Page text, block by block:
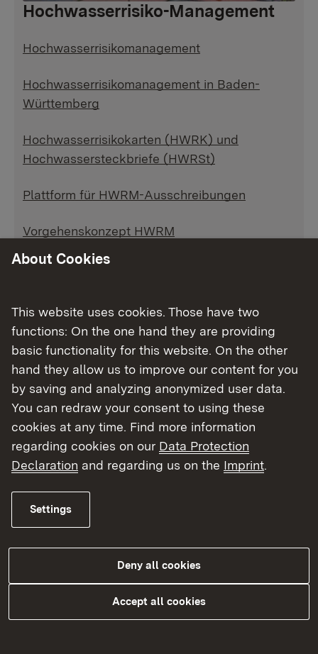
Hochwasserrisiko-Management
Hochwasserrisikomanagement
Hochwasserrisikomanagement in Baden-
Württemberg
Hochwasserrisikokarten (HWRK) und
Hochwassersteckbriefe (HWRSt)
Plattform für HWRM-Ausschreibungen
Vorgehenskonzept HWRM
Europäische Hochwasserrisikomanagement-
Hochwassergefahrenkarte
Hochwassergefahrenkarten (HWGK)
Leitfaden HWGK
HWGK-Viewer (veröffentlichte
Hochwassergefahrenkarten)
About Cookies
This website uses cookies. Those have two
functions: On the one hand they are providing
basic functionality for this website. On the other
hand they allow us to improve our content for you
by saving and analyzing anonymized user data.
You can redraw your consent to using these
cookies at any time. Find more information
regarding cookies on our Data Protection
Declaration and regarding us on the Imprint.
Settings
Deny all cookies
Accept all cookies